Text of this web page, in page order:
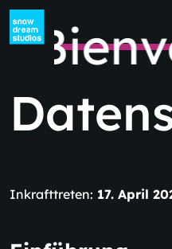
Inkrafttreten: 17. April